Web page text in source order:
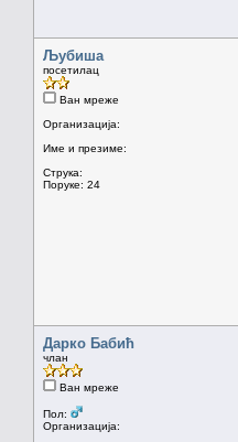
Љубиша
посетилац
Ван мреже
Организација:
Име и презиме:
Струка:
Поруке: 24
Дарко Бабић
члан
Ван мреже
Пол:
Организација: